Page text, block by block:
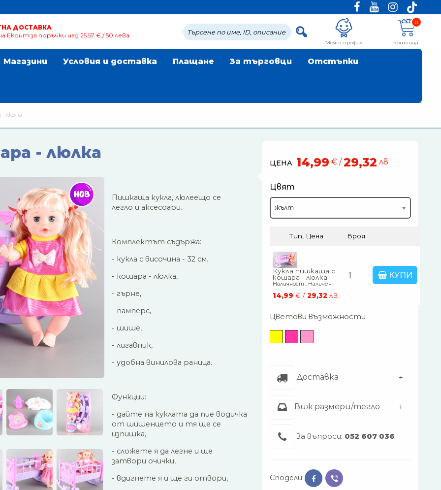
ДОСТАВКА
Еконт за поръчки над 25.57 € / 50 лева.
Моят профил
0
Кошница
Магазини Условия и доставка Плащане За търговци Отстъпки
люлка
- люлка
Пишкаща кукла, люлеещо се
легло и аксесоари.
Комплектът съдържа:
- кукла с височина - 32 см.
- кошара - люлка,
- гърне,
- памперс,
- шише,
- лигавник,
- удобна винилова раница.
Функции:
- дайте на куклата да пие водичка
от шишенцето и тя ще се
изпишка,
- сложете я да легне и ще
затвори очички,
- вдигнете я и ще ги отвори,
ЦЕНА 14,99 € /29,32 лв.
Цвят
Тип, Цена Броя
Кукла пишкаща с
кошара - люлка
Наличност : Наличен
14,99 € /29,32 лв.
КУПИ
Цветови възможности
Доставка
Виж размери/тегло
За въпроси: 052 607 036
Сподели